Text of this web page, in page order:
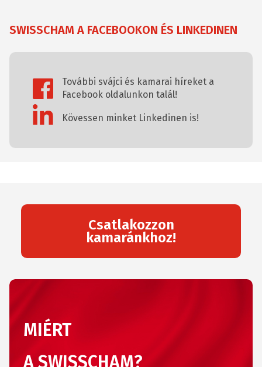
SWISSCHAM A FACEBOOKON ÉS LINKEDINEN
További svájci és kamarai híreket a
Facebook oldalunkon talál!
Kövessen minket Linkedinen is!
Csatlakozzon
kamaránkhoz!
MIÉRT
A SWISSCHAM?